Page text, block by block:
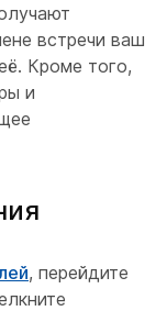
встречи ваш
Кроме того,
и
, перейдите